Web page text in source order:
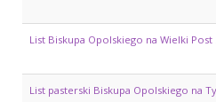
List Biskupa Opolskiego na Wielki Post
List pasterski Biskupa Opolskiego na